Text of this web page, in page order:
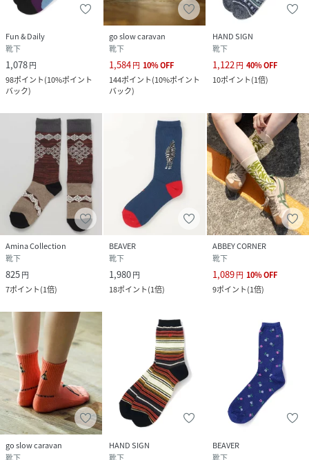
Fun & Daily
靴下
1,078円
98ポイント(10%ポイント
バック)
go slow caravan
靴下
1,584円 10%OFF
144ポイント(10%ポイント
バック)
HAND SIGN
靴下
1,122 円 40%OFF
10ポイント(1倍)
Amina Collection
靴下
825円
7ポイント(1倍)
BEAVER
靴下
1,980円
18ポイント(1倍)
ABBEY CORNER
靴下
1,089円 10%OFF
9ポイント(1倍)
go slow caravan
靴下
HAND SIGN
靴下
BEAVER
靴下